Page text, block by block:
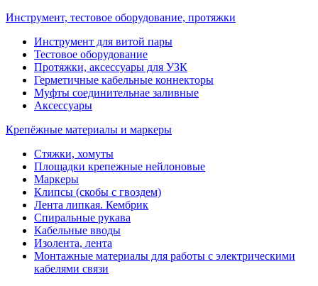
Инструмент, тестовое оборудование, протяжки
Инструмент для витой пары
Тестовое оборудование
Протяжки, аксессуары для УЗК
Герметичные кабельные коннекторы
Муфты соединительнае заливные
Аксессуары
Крепёжные материалы и маркеры
Стяжки, хомуты
Площадки крепежные нейлоновые
Маркеры
Клипсы (скобы с гвоздем)
Лента липкая. Кембрик
Спиральные рукава
Кабельные вводы
Изолента, лента
Монтажные материалы для работы с электрическими
кабелями связи